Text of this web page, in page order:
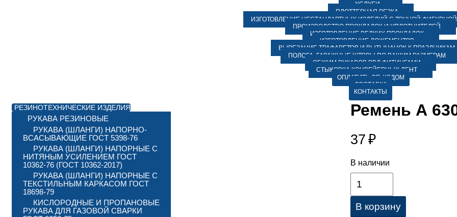
УСЛУГИ
ПЛОТТЕРНАЯ РЕЗКА
ИЗГОТОВЛЕНИЕ НЕСТАНДАРТНЫХ ИЗДЕЛИЙ С ТОЧНОЙ ФИГУРНОЙ
ПРОИЗВОДСТВО ПРОКЛАДОК И УПЛОТНИТЕЛЕЙ
ИЗГОТОВЛЕНИЕ РЕДКИХ ПРОКЛАДОК
ИЗГОТОВЛЕНИЕ ЛОЖЕМЕНТОВ
ВЫРЕЗАНИЕ ТРАФАРЕТОВ И ВЫТЫНАНОК К ПРАЗДНИКАМ
ПОЛОГА, ГАРАЖНЫЕ ШТОРЫ ПО ВАШИМ РАЗМЕРАМ
ОБЖИМ РУКАВОВ РВД ФИТИНГАМИ
СТЫКОВКА КОНВЕЙЕРНЫХ ЛЕНТ
ОПЛАТИТЬ QR-КОДОМ
ДОСТАВКА
КОНТАКТЫ
РЕЗИНОТЕХНИЧЕСКИЕ ИЗДЕЛИЯ
РУКАВА РЕЗИНОВЫЕ
РУКАВА (ШЛАНГИ) НАПОРНО-
ВСАСЫВАЮЩИЕ ГОСТ 5398-76
РУКАВА (ШЛАНГИ) НАПОРНЫЕ С
НИТЯНЫМ УСИЛЕНИЕМ ГОСТ
10362-76 (ГОСТ 10362-2017)
РУКАВА (ШЛАНГИ) НАПОРНЫЕ С
ТЕКСТИЛЬНЫМ КАРКАСОМ ГОСТ
18698-79
КИСЛОРОДНЫЕ И ПРОПАНОВЫЕ
РУКАВА ДЛЯ ГАЗОВОЙ СВАРКИ
Ремень А
37 ₽
В наличии
В корзину